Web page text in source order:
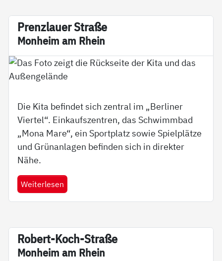
Pren­z­lau­er Stra­­ße
Mon­heim am Rhein
Die Kita befindet sich zentral im „Berliner
Viertel“. Einkaufszentren, das Schwimmbad
„Mona Mare“, ein Sportplatz sowie Spielplätze
und Grünanlagen befinden sich in direkter
Nähe.
Weiterlesen
Robert-Koch-Stra­­ße
Mon­heim am Rhein